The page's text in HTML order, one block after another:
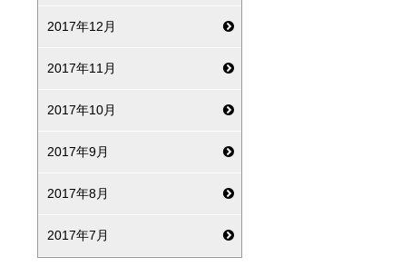
2017年12月
2017年11月
2017年10月
2017年9月
2017年8月
2017年7月